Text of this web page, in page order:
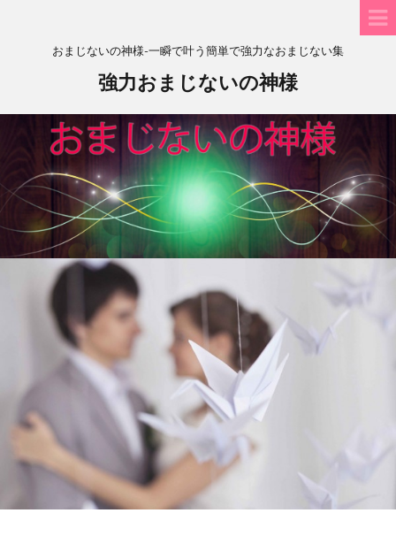
おまじないの神様-一瞬で叶う簡単で強力なおまじない集
強力おまじないの神様